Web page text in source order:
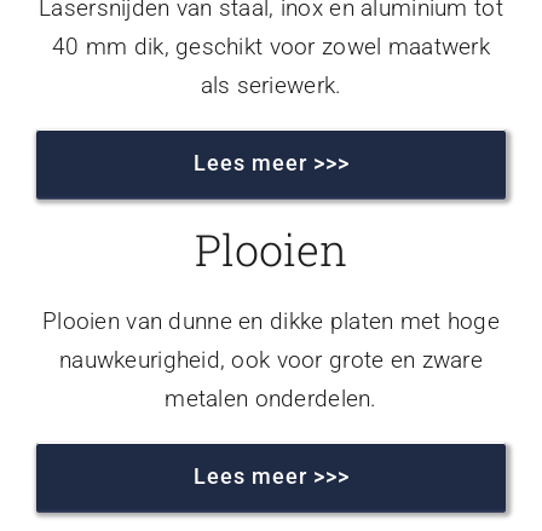
Lasersnijden van staal, inox en aluminium tot
40 mm dik, geschikt voor zowel maatwerk
als seriewerk.
Lees meer >>>
Plooien
Plooien van dunne en dikke platen met hoge
nauwkeurigheid, ook voor grote en zware
metalen onderdelen.
Lees meer >>>